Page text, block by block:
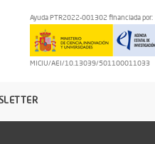
Ayuda PTR2022-001302 financiada por:
MICIU/AEI/10.13039/501100011033